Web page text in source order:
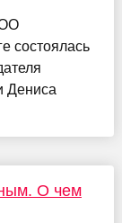
состоялась
Дениса
О чем